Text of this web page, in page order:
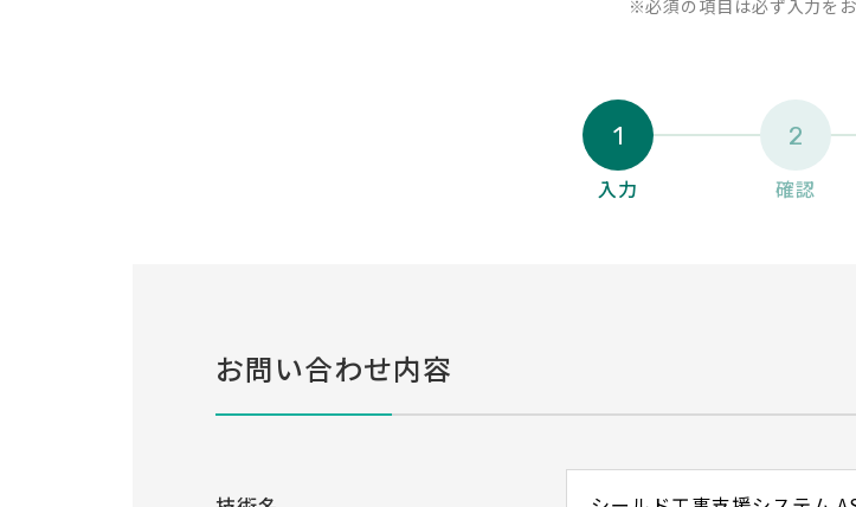
必須の項目は必ず入力をお
1
入力
2
確認
お問い合わせ内容